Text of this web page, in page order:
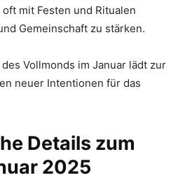
mit Festen und Ritualen
Gemeinschaft zu stärken.
Vollmonds im Januar lädt zur
neuer Intentionen für das
Details zum
2025